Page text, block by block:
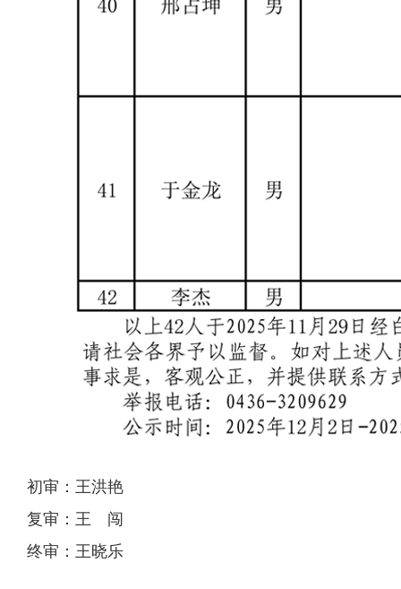
初审：王洪艳
复审：王 闯
终审：王晓乐